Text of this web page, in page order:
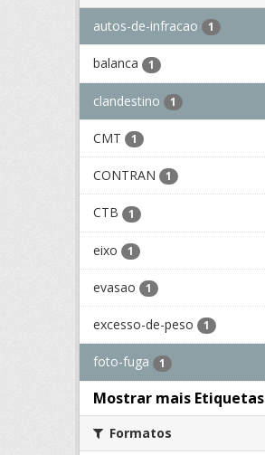
autos-de-infracao 1
balanca 1
clandestino 1
CMT 1
CONTRAN 1
CTB 1
eixo 1
evasao 1
excesso-de-peso 1
foto-fuga 1
Mostrar mais Etiquetas
Formatos